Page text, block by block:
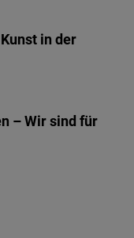
in der
– Wir sind für